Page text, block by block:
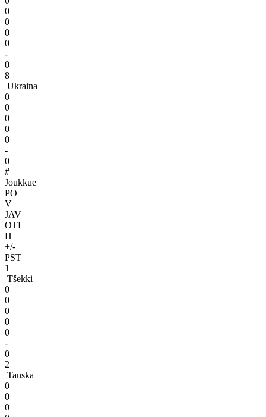
0
0
0
0
-
0
8
Ukraina
0
0
0
0
0
-
0
#
Joukkue
PO
V
JAV
OTL
H
+/-
PST
1
Tšekki
0
0
0
0
0
-
0
2
Tanska
0
0
0